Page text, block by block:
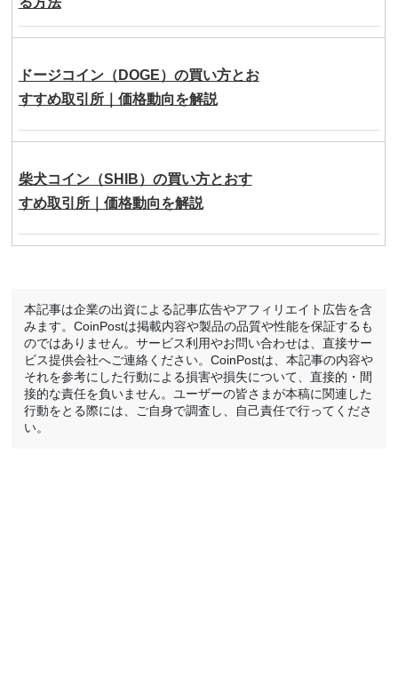
ドージコイン（DOGE）の買い方とお
すすめ取引所｜価格動向を解説
柴犬コイン（SHIB）の買い方とおす
すめ取引所｜価格動向を解説
本記事は企業の出資による記事広告やアフィリエイト広告を含
みます。CoinPostは掲載内容や製品の品質や性能を保証するも
のではありません。サービス利用やお問い合わせは、直接サー
ビス提供会社へご連絡ください。CoinPostは、本記事の内容や
それを参考にした行動による損害や損失について、直接的・間
接的な責任を負いません。ユーザーの皆さまが本稿に関連した
行動をとる際には、ご自身で調査し、自己責任で行ってくださ
い。